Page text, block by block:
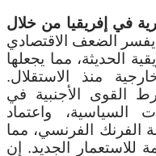
في إفريقيا من خلال
يفسر الضعف الاقتصادي
الحديثة، مما يجعلها
منذ الاستقلال.
القوى الأجنبية في
السياسية، واعتماد
الفرنك الفرنسي، مما
للاستعمار الجديد. إن